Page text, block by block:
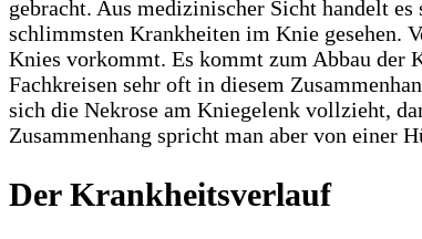
gebracht. Aus medizinischer Sicht handelt
schlimmsten Krankheiten im Knie gesehen.
Knies vorkommt. Es kommt zum Abbau der
Fachkreisen sehr oft in diesem
sich die Nekrose am Kniegelenk vollzieht,
Zusammenhang spricht man aber von einer
Der Krankheitsverlauf